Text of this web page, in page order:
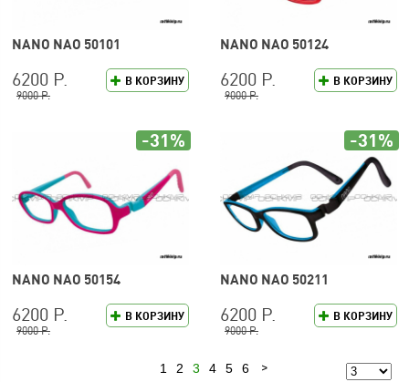
NANO NAO 50101
В КОРЗИНУ
6200 Р.
9000 Р.
NANO NAO 50124
В КОРЗИНУ
6200 Р.
9000 Р.
NANO NAO 50154
В КОРЗИНУ
6200 Р.
9000 Р.
-31%
NANO NAO 50211
В КОРЗИНУ
6200 Р.
9000 Р.
-31%
Предыдущая
1 2 3 4 5 6